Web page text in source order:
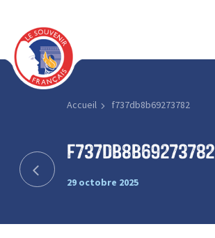
Accueil f737db8b69273782
f737db8b69273782
29 octobre 2025